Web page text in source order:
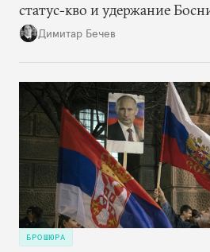
статус-кво и удержание
состоянии. Для этого Кремлю
оказалась не очень щедра
помощь Республике
всему, одержала победу в
боснийских сербов.
Димитар Бечев
БРОШЮРА